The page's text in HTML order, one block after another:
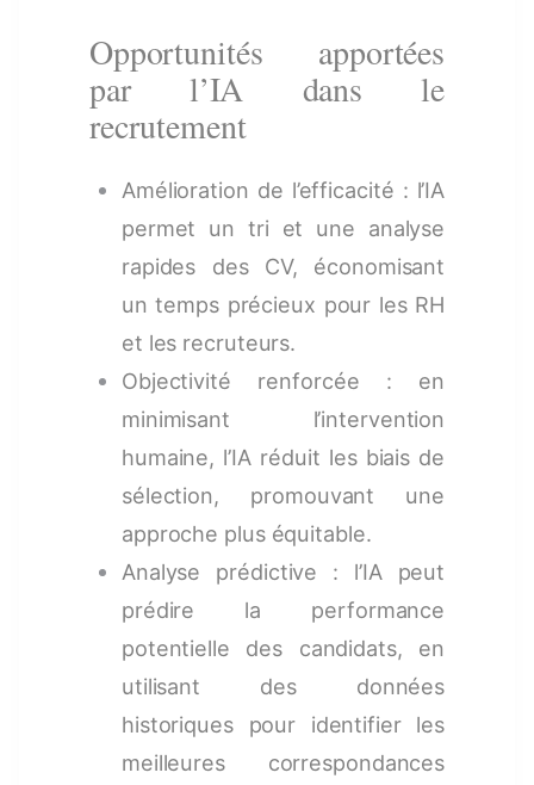
Opportunités apportées
par l’IA dans le
recrutement
Amélioration de l’efficacité : l’IA
permet un tri et une analyse
rapides des CV, économisant
un temps précieux pour les RH
et les recruteurs.
Objectivité renforcée : en
minimisant l’intervention
humaine, l’IA réduit les biais de
sélection, promouvant une
approche plus équitable.
Analyse prédictive : l’IA peut
prédire la performance
potentielle des candidats, en
utilisant des données
historiques pour identifier les
meilleures correspondances